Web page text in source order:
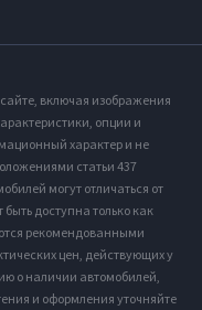
включая изображения
опции и
характер и не
статьи 437
могут отличаться от
доступна только как
рекомендованными
цен, действующих у
о наличии автомобилей,
и оформления уточняйте